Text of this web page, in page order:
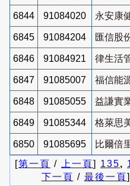
6844 91084020 永安康
6845 91084204 匯信股
6846 91084921 律生活
6847 91085007 福信能
6848 91085055 益謙實
6849 91085344 格萊思
6850 91085695
比爾倍
[第一頁 / 上一頁] 135,
下一頁 / 最後一頁